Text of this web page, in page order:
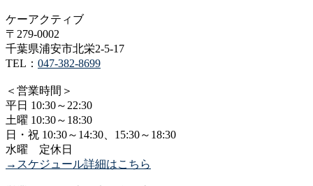
ケーアクティブ
〒279-0002
千葉県浦安市北栄2-5-17
TEL： 047-382-8699
＜営業時間＞
平日 10:30～22:30
土曜 10:30～18:30
日・祝 10:30～14:30、15:30～18:30
水曜 定休日
→スケジュール詳細はこちら